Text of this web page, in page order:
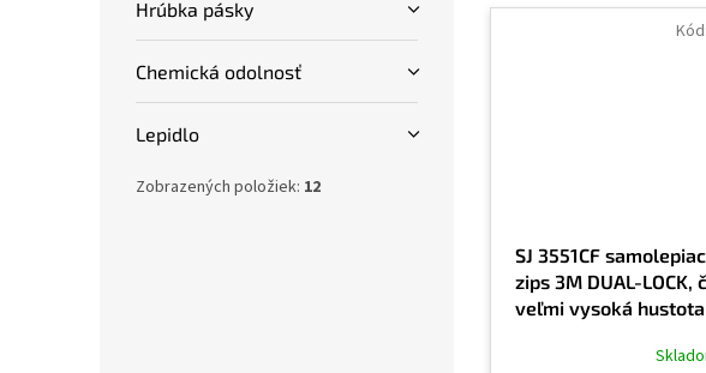
Hrúbka pásky
Chemická odolnosť
Lepidlo
Zobrazených položiek: 12
SJ 3551CF
zips 3M DUAL-LOCK,
veľmi vysoká hustota
exteriér a interiér
Kód: